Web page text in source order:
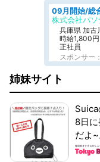
株式会社パソ
兵庫県 加古
時給1,800円
正社員
スポンサー
姉妹サイト
8日
だよ~